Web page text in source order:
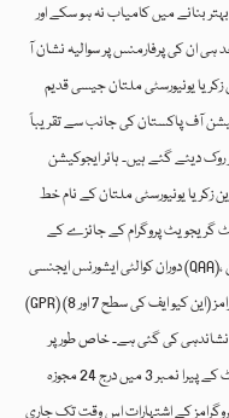
بنانے میں کامیاب نہ ہو سکے اور
کی کمی کی وجہ سےتعیناتی کے 6 ماہ بعد ہی ان کی پرفارمنس پر سوالیہ نشان آ
زکریا یونیورسٹی ملتان جیسی قدیم
آف پاکستان کی جانب سے تقریباً
روک دیئے گئے ہیں۔ ہائر ایجوکیشن
یونیورسٹی ملتان کے نام خط
گریجویٹ پروگرام کے جائزے کے
دوران کوالٹی ایشورنس ایجنسی (QAA)، ہائر ایجوکیشن کمیشن (HEC) کے گریجویٹ پروگرام ریویو
(GPR) پینل نے یونیورسٹی کے ایم فل/ایم ایس اور پی ایچ ڈی پروگرامز (این کیو ایف کی سطح 7 اور 8)
کی گئی ہے۔ خاص طور پر
رپورٹ کے پیرا نمبر 3 میں درج 24 مجوزہ FIS, FURTHER INTAKE STOPPED پروگرامز کے
کے اشتہارات اس وقت تک جاری